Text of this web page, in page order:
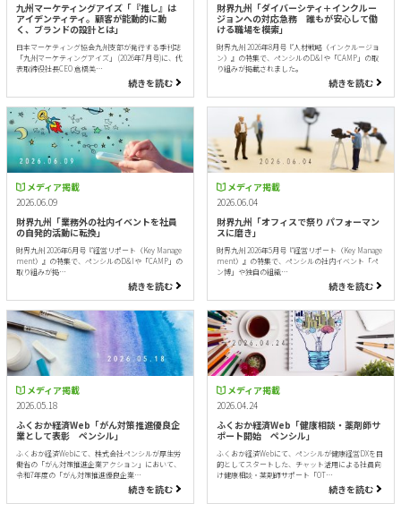
九州マーケティングアイズ「『推し』は
アイデンティティ。顧客が能動的に動
く、ブランドの設計とは」
日本マーケティング協会九州支部が発行する季刊誌
「九州マーケティングアイズ」 (2026年7月号)に、代
表取締役社長CEO 倉橋美…
続きを読む
財界九州「ダイバーシティ＋インクルー
ジョンへの対応急務 誰もが安心して働
ける職場を模索」
財界九州 2026年8月号『人材戦略（インクルージョ
ン）』の特集で、ペンシルのD&Iや「CAMP」の取
り組みが掲載されました。
続きを読む
メディア掲載
2026.06.09
財界九州「業務外の社内イベントを社員
の自発的活動に転換」
財界九州 2026年6月号『経営リポート（Key Manage
ment）』の特集で、ペンシルのD&Iや「CAMP」の
取り組みが掲…
続きを読む
メディア掲載
2026.06.04
財界九州「オフィスで祭り パフォーマン
スに磨き」
財界九州 2026年5月号『経営リポート（Key Manage
ment）』の特集で、ペンシルの社内イベント「ペ
ン博」や独自の組織…
続きを読む
メディア掲載
2026.05.18
ふくおか経済Web「がん対策推進優良企
業として表彰 ペンシル」
ふくおか経済Webにて、株式会社ペンシルが厚生労
働省の「がん対策推進企業アクション」において、
令和7年度の「がん対策推進優良企業…
続きを読む
メディア掲載
2026.04.24
ふくおか経済Web「健康相談・薬剤師サ
ポート開始 ペンシル」
ふくおか経済Webにて、ペンシルが健康経営DXを目
的としてスタートした、チャット活用による社員向
け健康相談・薬剤師サポート「OT…
続きを読む